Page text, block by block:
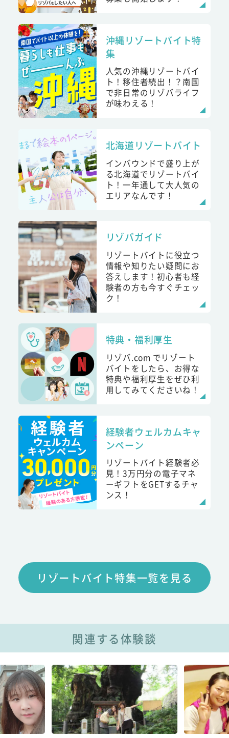
沖縄リゾートバイト特
集
人気の沖縄リゾートバイ
ト！移住者続出！？南国
で非日常のリゾバライフ
が味わえる！
北海道リゾートバイト
インバウンドで盛り上が
る北海道でリゾートバイ
ト！一年通して大人気の
エリアなんです！
リゾバガイド
リゾートバイトに役立つ
情報や知りたい疑問にお
答えします！初心者も経
験者の方も今すぐチェッ
ク！
特典・福利厚生
リゾバ.com でリゾート
バイトをしたら、お得な
特典や福利厚生をぜひ利
用してみてくださいね！
経験者ウェルカムキャ
ンペーン
リゾートバイト経験者必
見！3万円分の電子マネ
ーギフトをGETするチャ
ンス！
リゾートバイト特集一覧を見る
関連する体験談